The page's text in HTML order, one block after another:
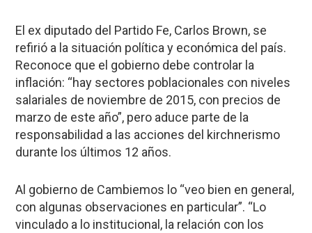
El ex diputado del Partido Fe, Carlos Brown, se
refirió a la situación política y económica del país.
Reconoce que el gobierno debe controlar la
inflación: “hay sectores poblacionales con niveles
salariales de noviembre de 2015, con precios de
marzo de este año”, pero aduce parte de la
responsabilidad a las acciones del kirchnerismo
durante los últimos 12 años.
Al gobierno de Cambiemos lo “veo bien en general,
con algunas observaciones en particular”. “Lo
vinculado a lo institucional, la relación con los